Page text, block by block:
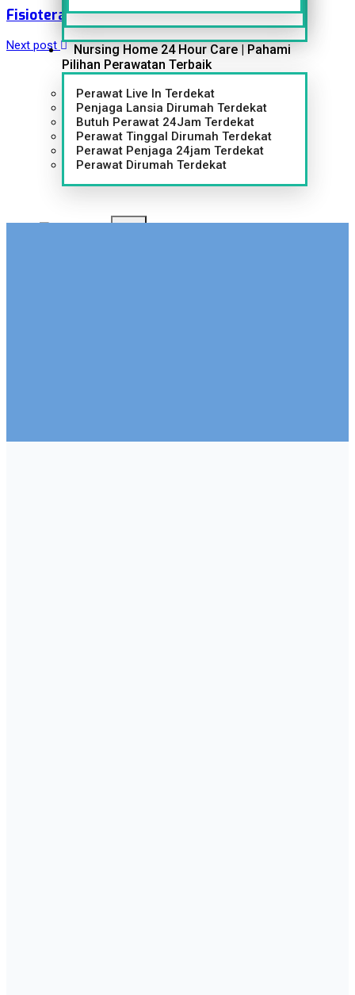
Nursing Home 24 Hour Care | Pahami
Pilihan Perawatan Terbaik
Perawat Live In Terdekat
Penjaga Lansia Dirumah Terdekat
Butuh Perawat 24Jam Terdekat
Perawat Tinggal Dirumah Terdekat
Perawat Penjaga 24jam Terdekat
Perawat Dirumah Terdekat
Fisioterapi Citayam Promo Agustus 2026
Next post